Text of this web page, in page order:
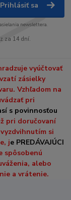
Prihlásiť sa
newslettera.
za 14 dní.
vyúčtovať
zásielky
Vzhľadom na
pri
s povinnosťou
pri doručovaní
si
je PREDÁVAJÚCI
spôsobenú
alebo
a vrátenie.